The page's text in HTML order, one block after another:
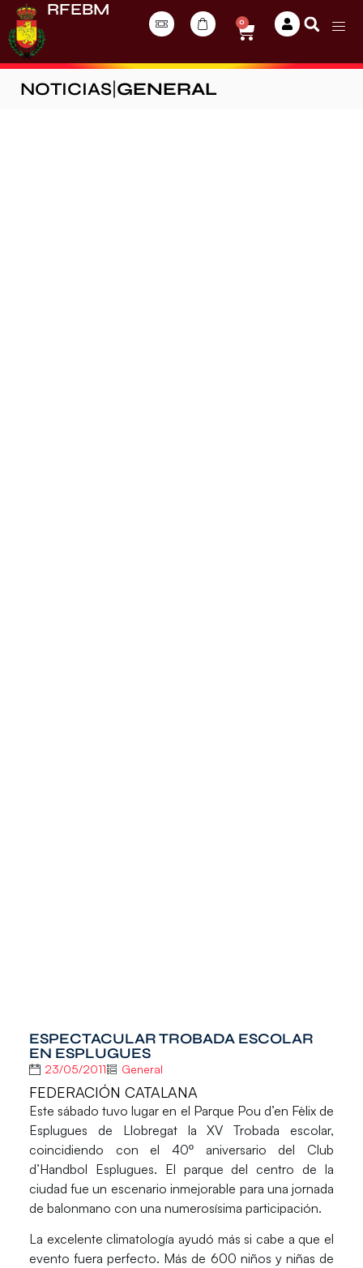
RFEBM
0
NOTICIAS GENERAL
ESPECTACULAR TROBADA ESCOLAR
EN ESPLUGUES
23/05/2011 General
FEDERACIÓN CATALANA
Este sábado tuvo lugar en el Parque Pou d’en Fèlix de
Esplugues de Llobregat la XV Trobada escolar,
coincidiendo con el 40º aniversario del Club
d’Handbol Esplugues. El parque del centro de la
ciudad fue un escenario inmejorable para una jornada
de balonmano con una numerosísima participación.
La excelente climatología ayudó más si cabe a que el
evento fuera perfecto. Más de 600 niños y niñas de